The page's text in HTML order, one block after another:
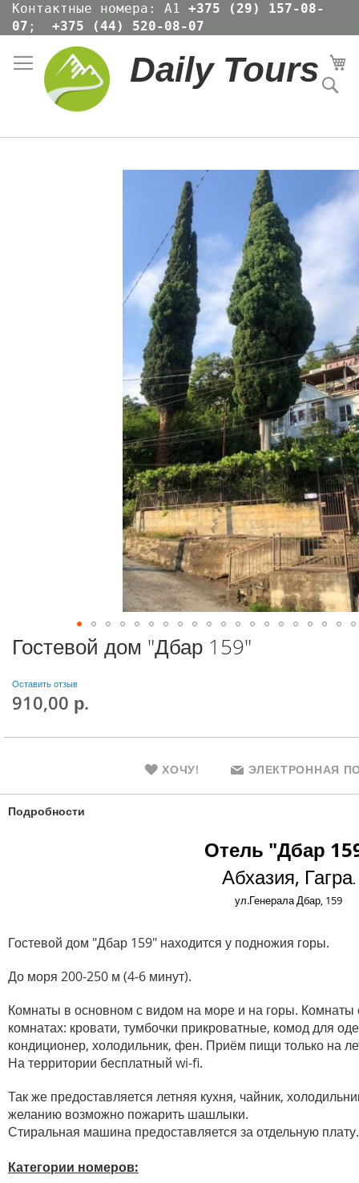
Skip
to
Content
Контактные номера: А1 +375 (29) 157-08-
07 ; +375 (44) 520-08-07
Daily Tours
Гостевой дом "Дбар 159"
Оставить отзыв
910,00 р.
ХОЧУ! ЭЛЕКТРОННАЯ
Подробности
Отель "Дбар
Абхазия, Гагра.
ул.Генерала Дбар, 159
Гостевой дом "Дбар 159" находится у подножия горы.
До моря 200-250 м (4-6 минут).
Комнаты в основном с видом на море и на горы. Комнаты
комнатах: кровати, тумбочки прикроватные, комод для
кондиционер, холодильник, фен. Приём пищи только на
На территории бесплатный wi-fi.
Так же предоставляется летняя кухня, чайник,
желанию возможно пожарить шашлыки.
Стиральная машина предоставляется за отдельную плату.
Категории номеров: